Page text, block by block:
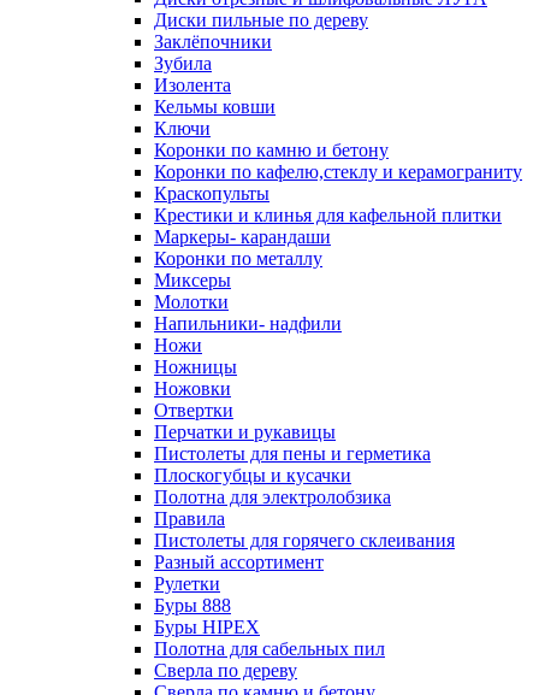
Диски пильные по дереву
Заклёпочники
Зубила
Изолента
Кельмы ковши
Ключи
Коронки по камню и бетону
Коронки по кафелю,стеклу и керамограниту
Краскопульты
Крестики и клинья для кафельной плитки
Маркеры- карандаши
Коронки по металлу
Миксеры
Молотки
Напильники- надфили
Ножи
Ножницы
Ножовки
Отвертки
Перчатки и рукавицы
Пистолеты для пены и герметика
Плоскогубцы и кусачки
Полотна для электролобзика
Правила
Пистолеты для горячего склеивания
Разный ассортимент
Рулетки
Буры 888
Буры HIPEX
Полотна для сабельных пил
Сверла по дереву